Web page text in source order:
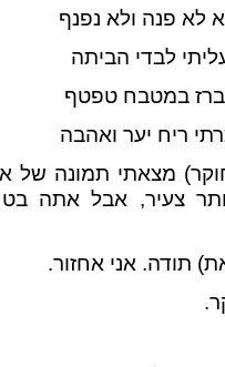
לא פנה ולא נפנף
לבדי הביתה
במטבח טפטף
ריח יער ואהבה
מצאתי תמונה של
צעיר, אבל אתה
תודה. אני אחזור.